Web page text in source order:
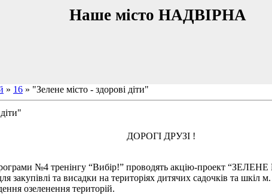
Наше місто НАДВІРНА
» 16 » "Зелене місто - здорові діти"
ДОРОГІ ДРУЗІ !
№4 тренінгу “Вибір!” проводять акцію-проект
закупівлі та висадки на територіях дитячих садочків та шкіл
озеленення територій.